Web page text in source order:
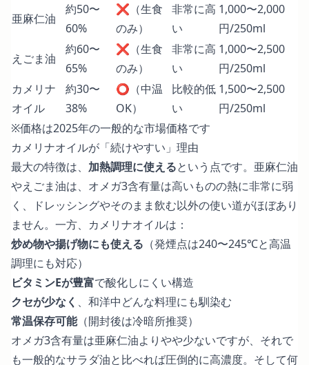
亜麻仁油
約50〜
60%
❌（生食
のみ）
非常に高
い
1,000〜2,000
円/250ml
えごま油
約60〜
65%
❌（生食
のみ）
非常に高
い
1,000〜2,500
円/250ml
カメリナ
オイル
約30〜
38%
⭕（中温
OK）
比較的低
い
1,500〜2,500
円/250ml
※価格は2025年の一般的な市場価格です
カメリナオイルが「続けやすい」理由
最大の特徴は、 加熱調理に使えるという点です。亜麻仁油
やえごま油は、オメガ3含有量は高いものの熱に非常に弱
く、ドレッシングやそのまま飲む以外の使い道がほぼあり
ません。一方、カメリナオイルは：
炒め物や揚げ物にも使える （発煙点は240〜245℃と高温
調理にも対応）
ビタミンEが豊富で酸化しにくい構造
クセが少なく 、和洋中どんな料理にも馴染む
常温保存可能（開封後は冷暗所推奨）
オメガ3含有量は亜麻仁油よりやや少ないですが、それで
も一般的なサラダ油と比べれば圧倒的に高濃度。そして何